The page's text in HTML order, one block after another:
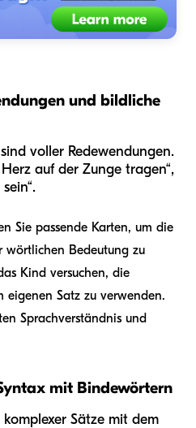
und bildliche
voller Redewendungen.
auf der Zunge tragen“,
Sie passende Karten, um die
wörtlichen Bedeutung zu
Kind versuchen, die
eigenen Satz zu verwenden.
Sprachverständnis und
mit Bindewörtern
Sätze mit dem